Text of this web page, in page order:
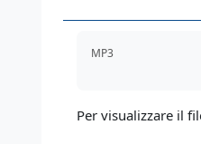
MP3
Per visualizzare il